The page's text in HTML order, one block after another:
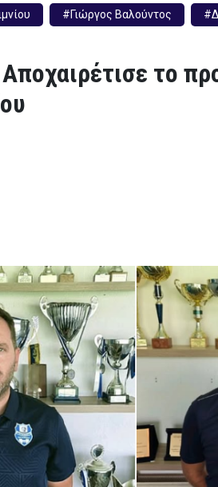
#Γιώργος Βαλούντος
το